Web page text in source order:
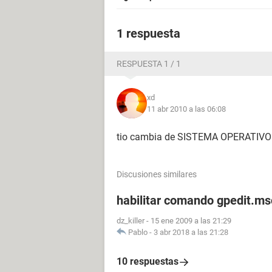
1 respuesta
RESPUESTA 1 / 1
xd
11 abr 2010 a las 06:08
tio cambia de SISTEMA OPERATIVO
Discusiones similares
habilitar comando
dz_killer - 15 ene 2009 a las 21:29
Pablo - 3 abr 2018 a las 21:28
10 respuestas